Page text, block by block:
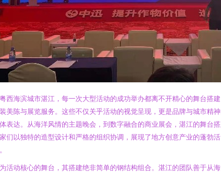
西海滨城市湛江，每一次大型活动的成功举办都离不开精心的舞台搭
美陈与展览服务。这些不仅关乎活动的视觉呈现，更是品牌与城市精
表达。从海洋风情的主题晚会，到数字融合的商业展会，湛江的舞台
们以独特的造型设计和严格的组织协调，展现了地方创意产业的蓬勃活
活动核心的舞台，其搭建绝非简单的钢结构组合。湛江的团队善于从